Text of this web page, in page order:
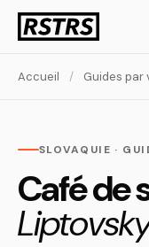
Accueil / Guides par
SLOVAQUIE ·
Café de